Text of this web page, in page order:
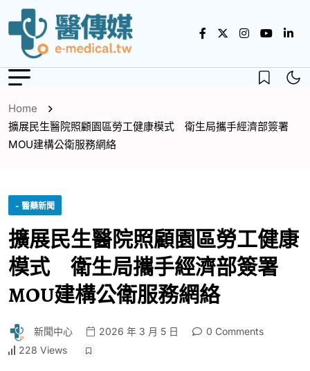
Home
擴展民生醫院照顧園區勞工健康模式 衛生局攜手經濟部簽署
MOU建構公衛服務網絡
- 醫藥新聞
擴展民生醫院照顧園區勞工健康
模式 衛生局攜手經濟部簽署
MOU建構公衛服務網絡
新聞中心 2026 年 3 月 5 日
0 Comments
228 Views